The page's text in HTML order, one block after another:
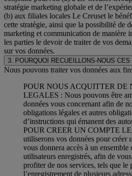
stratégie marketing globale et de
(b) aux filiales locales Le Creuset le
cette stratégie, ainsi que la possibilité de
marketing et communication de manière
les parties le devoir de traiter de vos
sur vos données.
3. POURQUOI RECUEILLONS-NOUS
Nous pouvons traiter vos données aux
POUR NOUS ACQUITTER DE
LEGALES : Nous pouvons être
données vous concernant afin de
obligations légales et autres
d’instructions qui émanent des
POUR CREER UN COMPTE
utiliserons vos données pour créer
vous donnera accès à un ensemble
utilisateurs enregistrés, afin de
profiter de nos services, tels que le
l’enregistrement de plusieurs